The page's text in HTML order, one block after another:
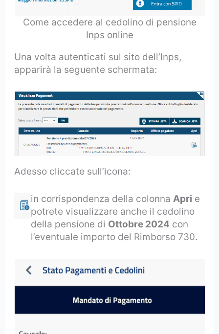
Come accedere al cedolino di pensione
Inps online
Una volta autenticati sul sito dell’Inps,
apparirà la seguente schermata:
Adesso cliccate sull’icona:
in corrispondenza della colonnaApri e
potrete visualizzare anche il cedolino
della pensione di Ottobre 2024 con
l’eventuale importo del Rimborso 730.